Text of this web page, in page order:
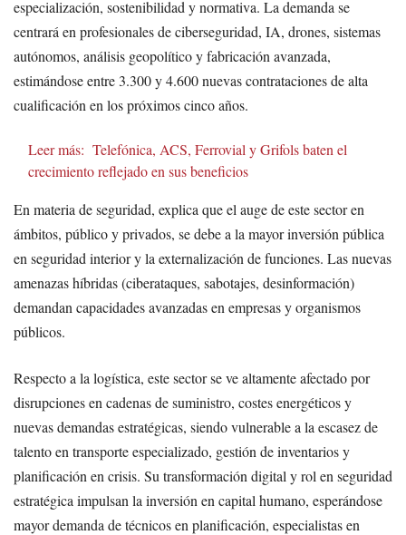
especialización, sostenibilidad y normativa. La demanda se
centrará en profesionales de ciberseguridad, IA, drones, sistemas
autónomos, análisis geopolítico y fabricación avanzada,
estimándose entre 3.300 y 4.600 nuevas contrataciones de alta
cualificación en los próximos cinco años.
Leer más: Telefónica, ACS, Ferrovial y Grifols baten el
crecimiento reflejado en sus beneficios
En materia de seguridad, explica que el auge de este sector en
ámbitos, público y privados, se debe a la mayor inversión pública
en seguridad interior y la externalización de funciones. Las nuevas
amenazas híbridas (ciberataques, sabotajes, desinformación)
demandan capacidades avanzadas en empresas y organismos
públicos.
Respecto a la logística, este sector se ve altamente afectado por
disrupciones en cadenas de suministro, costes energéticos y
nuevas demandas estratégicas, siendo vulnerable a la escasez de
talento en transporte especializado, gestión de inventarios y
planificación en crisis. Su transformación digital y rol en seguridad
estratégica impulsan la inversión en capital humano, esperándose
mayor demanda de técnicos en planificación, especialistas en